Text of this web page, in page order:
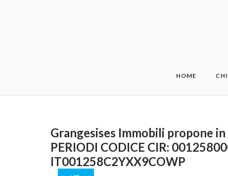
HOME
Grangesises Immobili propone
PERIODI CODICE CIR:
IT001258C2YXX9COWP